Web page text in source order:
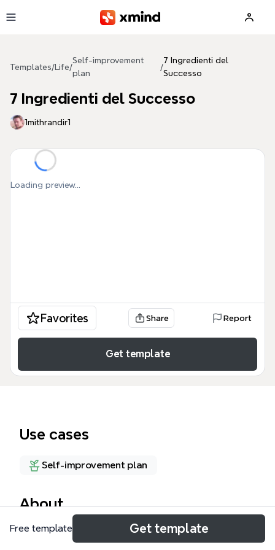
Templates/Life/
Self-improvement
plan
/
7 Ingredienti del
Successo
7 Ingredienti del Successo
1mithrandir1
Loading preview...
Favorites Share Report
Get template
Use cases
Self-improvement plan
About
La mappa mentale '7 Ingredienti del Successo',
Free template Get template